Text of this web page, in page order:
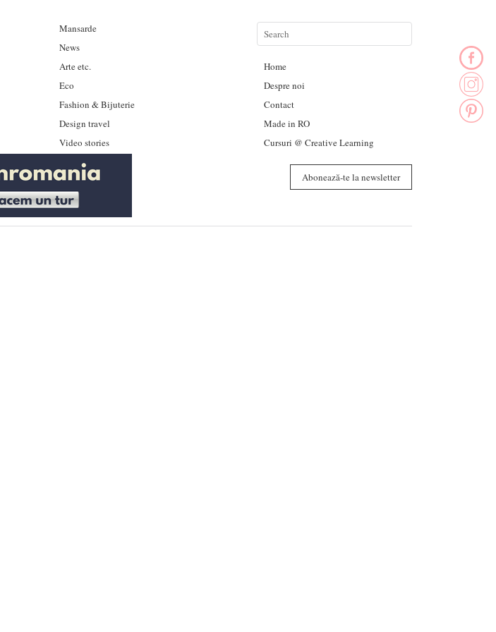
Mansarde
News
Arte etc.
Eco
Fashion & Bijuterie
Design travel
Video stories
Home
Despre noi
Contact
Made in RO
Cursuri @ Creative Learning
Abonează-te la newsletter